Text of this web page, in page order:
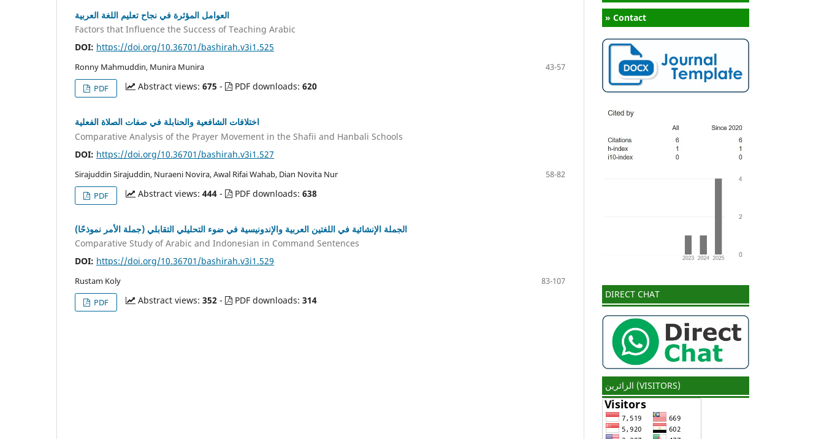
العوامل المؤثرة في نجاح تعليم اللغة العربية
Factors that Influence the Success of Teaching Arabic
DOI: https://doi.org/10.36701/bashirah.v3i1.525
Ronny Mahmuddin, Munira Munira
43-57
PDF
Abstract views:675 - PDF downloads:620
اختلافات الشافعية والحنابلة في صفات الصلاة الفعلية
Comparative Analysis of the Prayer Movement in the Shafii and Hanbali Schools
DOI: https://doi.org/10.36701/bashirah.v3i1.527
Sirajuddin Sirajuddin, Nuraeni Novira, Awal Rifai Wahab, Dian Novita Nur
58-82
PDF
Abstract views:444 - PDF downloads:638
الجملة الإنشائية في اللغتين العربية والإندونيسية في ضوء التحليلي التقابلي (جملة الأمر نموذحًا)
Comparative Study of Arabic and Indonesian in Command Sentences
DOI: https://doi.org/10.36701/bashirah.v3i1.529
Rustam Koly
83-107
PDF
Abstract views:352 - PDF downloads:314
» Contact
DIRECT CHAT
الزائرين (VISITORS)